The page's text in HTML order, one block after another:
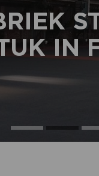
IN